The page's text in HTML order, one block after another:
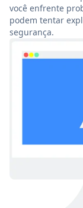
você enfrente
podem tentar
segurança.